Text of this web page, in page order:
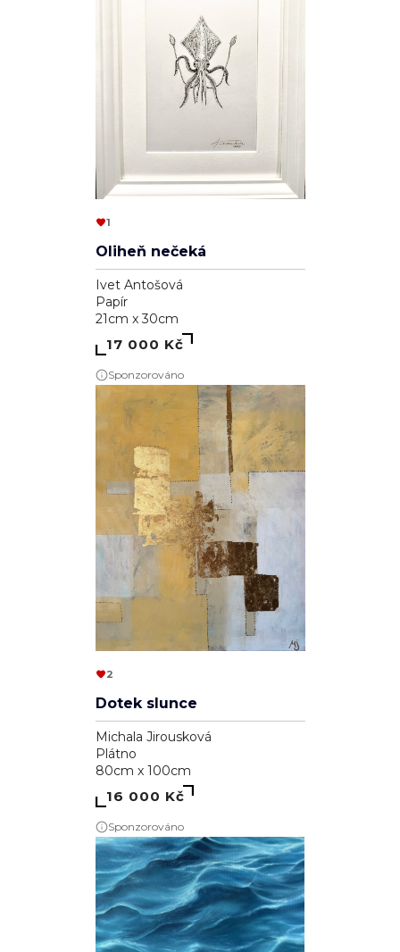
1
Oliheň nečeká
Ivet Antošová
Papír
21cm x 30cm
17 000 Kč
Sponzorováno
2
Dotek slunce
Michala Jirousková
Plátno
80cm x 100cm
16 000 Kč
Sponzorováno